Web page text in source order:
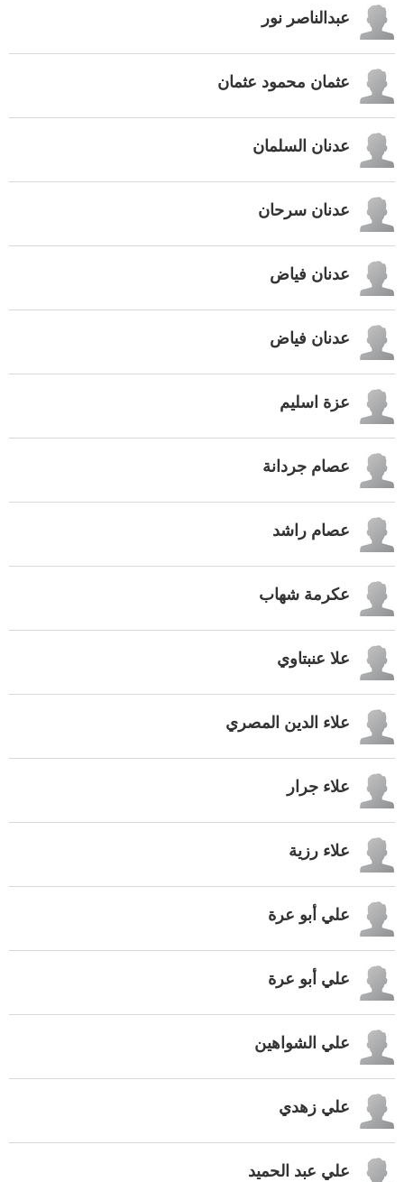
عبدالناصر نور
عثمان محمود عثمان
عدنان السلمان
عدنان سرحان
عدنان فياض
عدنان فياض
عزة اسليم
عصام جردانة
عصام راشد
عكرمة شهاب
علا عنبتاوي
علاء الدين المصري
علاء جرار
علاء رزية
علي أبو عرة
علي أبو عرة
علي الشواهين
علي زهدي
علي عبد الحميد